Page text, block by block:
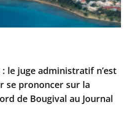
le juge administratif n’est
se prononcer sur la
de Bougival au Journal